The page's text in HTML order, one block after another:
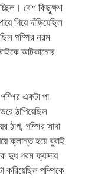
বেশ কিছুক্ষণ
গিয়ে দাঁড়িয়েছিল
পম্পির নরম
আটকানোর
একটা পা
ঠাপিয়েছিল
ঠাপ, পম্পির সাদা
ক্লান্ত হয়ে বুবাই
দুধ গরম ফ্যাদায়
করিয়েছিল পম্পিকে